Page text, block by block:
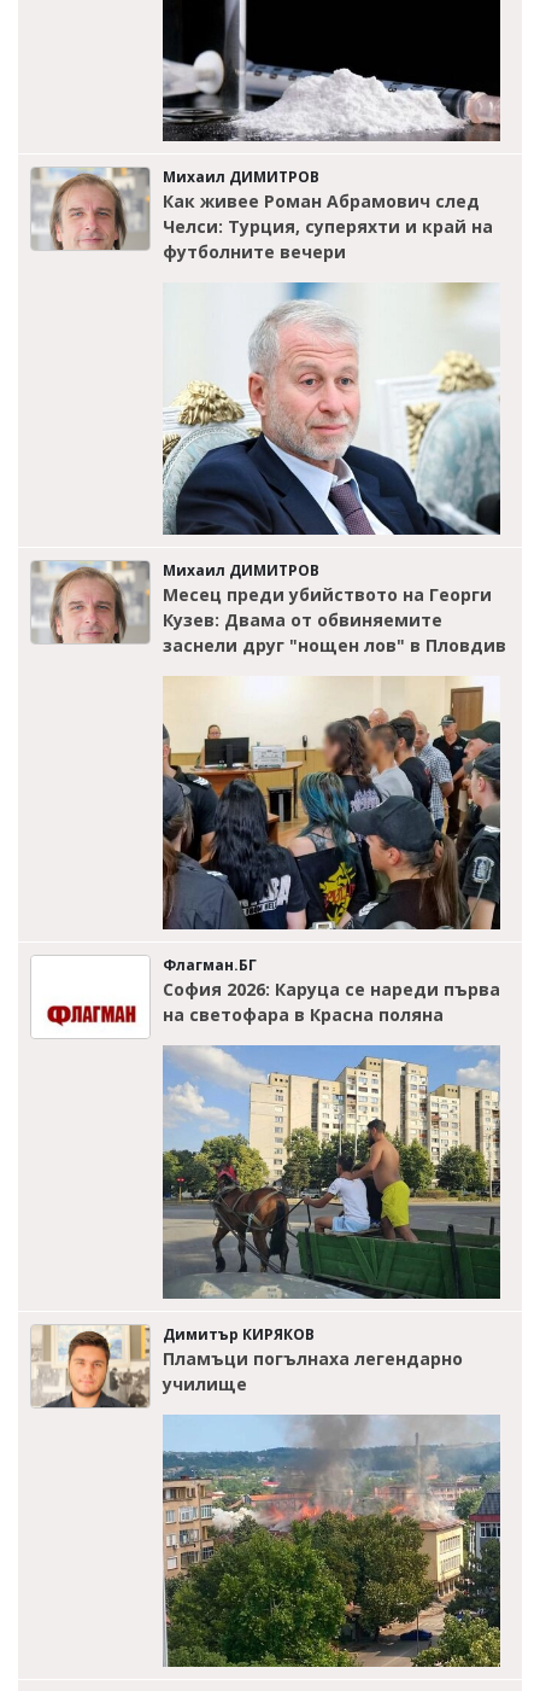
Михаил ДИМИТРОВ
Как живее Роман Абрамович след
Челси: Турция, суперяхти и край на
футболните вечери
Михаил ДИМИТРОВ
Месец преди убийството на Георги
Кузев: Двама от обвиняемите
заснели друг "нощен лов" в Пловдив
Флагман.БГ
София 2026: Каруца се нареди първа
на светофара в Красна поляна
Димитър КИРЯКОВ
Пламъци погълнаха легендарно
училище